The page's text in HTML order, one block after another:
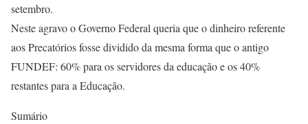
setembro.
Neste agravo o Governo Federal queria que o dinheiro referente
aos Precatórios fosse dividido da mesma forma que o antigo
FUNDEF: 60% para os servidores da educação e os 40%
restantes para a Educação.
Sumário